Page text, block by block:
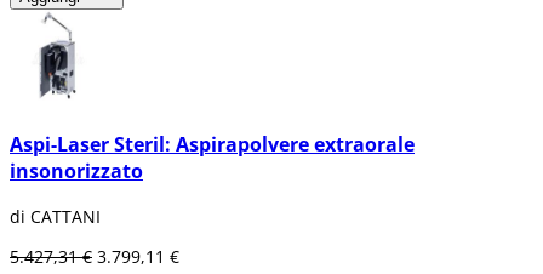
Aspi-Laser Steril: Aspirapolvere extraorale
insonorizzato
di CATTANI
5.427,31 € 3.799,11 €